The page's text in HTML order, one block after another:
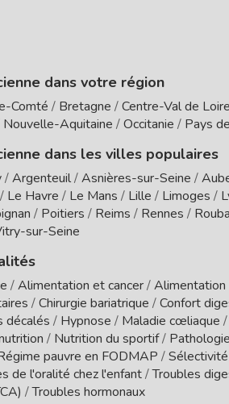
dans votre région
Comté / Bretagne /Centre-Val de Loire
Nouvelle-Aquitaine /Occitanie / Pays
dans les villes populaires
/Argenteuil/Asnières-sur-Seine /
/ Le Havre / Le Mans / Lille / Limoges /
/ Poitiers / Reims / Rennes /
sur-Seine
/Alimentation et cancer/Alimentation
/Chirurgie bariatrique /Confort
décalés / Hypnose / Maladie cœliaque /
/ Nutrition du sportif/
pauvre en FODMAP /
de l'oralité chez l'enfant/Troubles
/Troubles hormonaux